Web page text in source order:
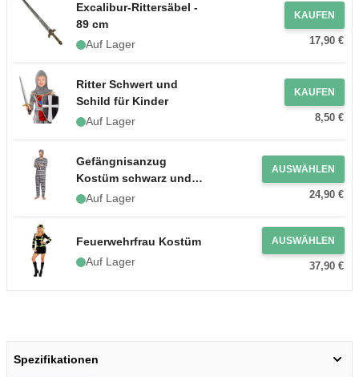
Excalibur-Rittersäbel -
89 cm
Auf Lager
KAUFEN
17,90 €
Ritter Schwert und
Schild für Kinder
Auf Lager
KAUFEN
8,50 €
Gefängnisanzug
Kostüm schwarz und
weiß
Auf Lager
AUSWÄHLEN
24,90 €
Feuerwehrfrau Kostüm
Auf Lager
AUSWÄHLEN
37,90 €
Spezifikationen